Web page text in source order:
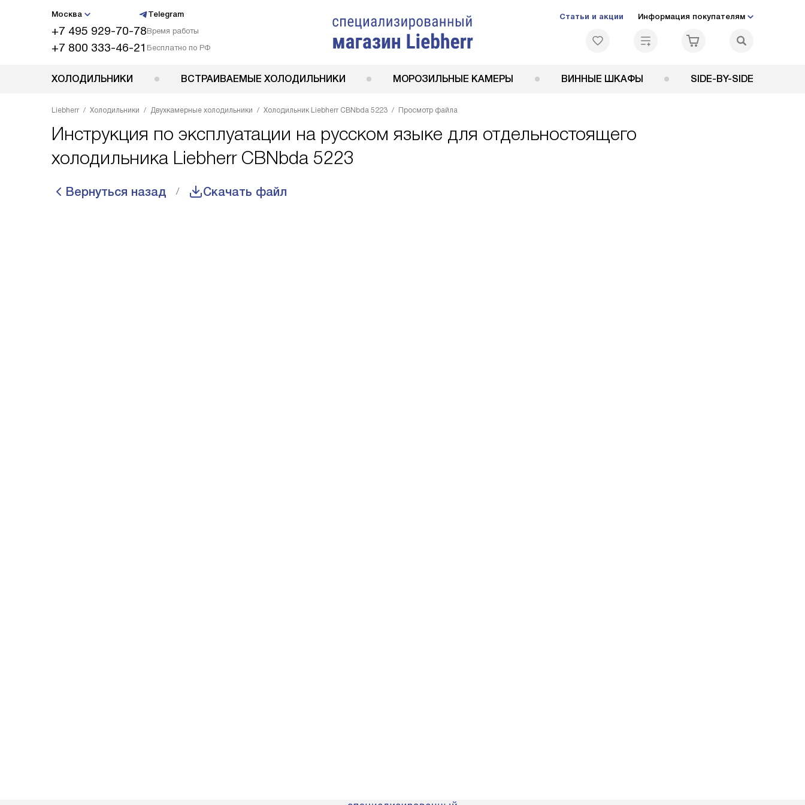
Москва Telegram
+7 495 929-70-78Время работы
+7 800 333-46-21 Бесплатно по РФ
Статьи и акции Информация покупателям
ХОЛОДИЛЬНИКИ ВСТРАИВАЕМЫЕ ХОЛОДИЛЬНИКИ МОРОЗИЛЬНЫЕ КАМЕРЫ ВИННЫЕ ШКАФЫ SIDE-BY-SIDE
Liebherr Холодильники Двухкамерные холодильники Холодильник Liebherr CBNbda 5223 Просмотр файла
Инструкция по эксплуатации на русском языке для отдельностоящего
холодильника Liebherr CBNbda 5223
Вернуться назад Скачать файл